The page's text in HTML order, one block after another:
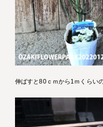
伸ばすと80ｃｍから1ｍくらい